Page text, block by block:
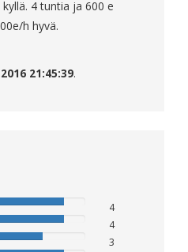
4 tuntia ja 600 e
h hyvä.
21:45:39.
4
4
3